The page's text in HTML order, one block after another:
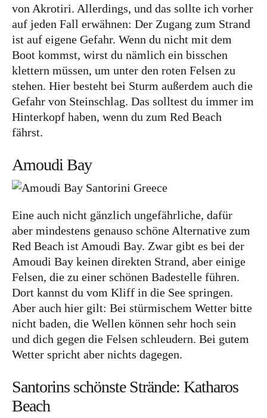
Niederlande
Österreich
Schweiz
Naher Osten
Oman
Kolumne
InstagramFlipboardPinterest
MOIN, MOIN!
Ich bin Anna, in Norddeutschland aufgewachsen
von Akrotiri. Allerdings, und das sollte ich vorher
auf jeden Fall erwähnen: Der Zugang zum Strand
ist auf eigene Gefahr. Wenn du nicht mit dem
Boot kommst, wirst du nämlich ein bisschen
klettern müssen, um unter den roten Felsen zu
stehen. Hier besteht bei Sturm außerdem auch die
Gefahr von Steinschlag. Das solltest du immer im
Hinterkopf haben, wenn du zum Red Beach
fährst.
Amoudi Bay
Eine auch nicht gänzlich ungefährliche, dafür
aber mindestens genauso schöne Alternative zum
Red Beach ist Amoudi Bay. Zwar gibt es bei der
Amoudi Bay keinen direkten Strand, aber einige
Felsen, die zu einer schönen Badestelle führen.
Dort kannst du vom Kliff in die See springen.
Aber auch hier gilt: Bei stürmischem Wetter bitte
nicht baden, die Wellen können sehr hoch sein
und dich gegen die Felsen schleudern. Bei gutem
Wetter spricht aber nichts dagegen.
Santorins schönste Strände: Katharos
Beach